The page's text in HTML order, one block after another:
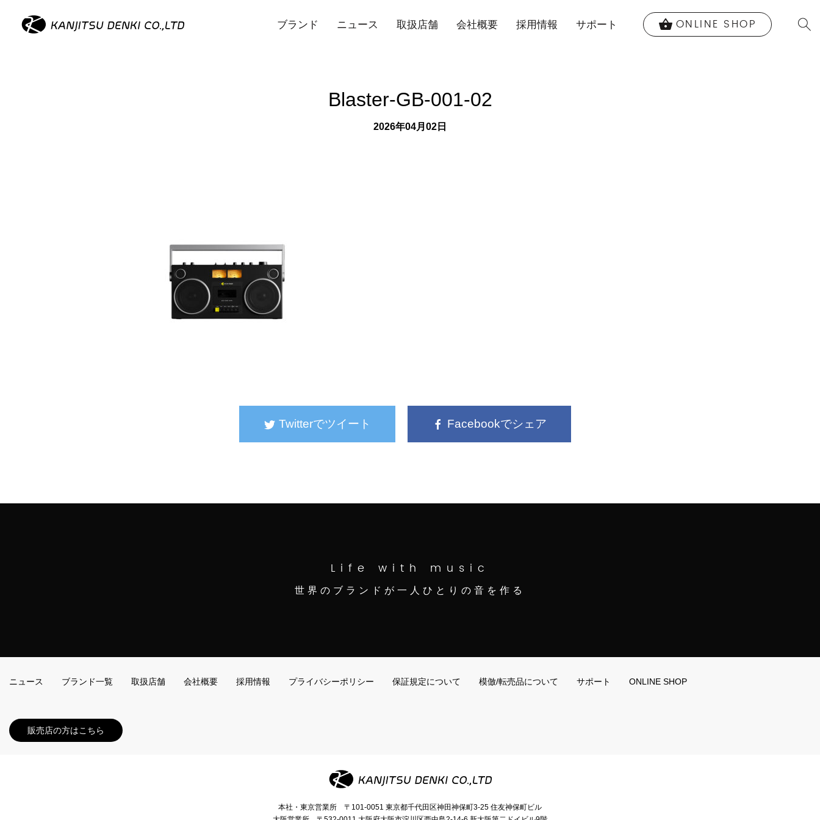
ブランド ニュース 取扱店舗 会社概要 採用情報 サポート shopping_basket ONLINE SHOP
Blaster-GB-001-02
2026年04月02日
Twitterでツイート Facebookでシェア
Life with music
世界のブランドが一人ひとりの音を作る
ニュース ブランド一覧 取扱店舗 会社概要 採用情報 プライバシーポリシー 保証規定について 模倣/転売品について サポート ONLINE SHOP
販売店の方はこちら
本社・東京営業所 〒101-0051 東京都千代田区神田神保町3-25 住友神保町ビル